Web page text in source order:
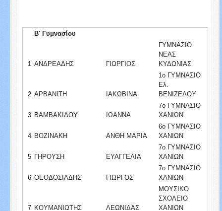
Β' Γυμνασίου
1 ΑΝΔΡΕΑΔΗΣ ΓΙΩΡΓΙΟΣ
ΓΥΜΝΑΣΙΟ
ΝΕΑΣ
ΚΥΔΩΝΙΑΣ
2 ΑΡΒΑΝΙΤΗ ΙΑΚΩΒΙΝΑ
1ο ΓΥΜΝΑΣΙΟ
Ελ.
ΒΕΝΙΖΕΛΟΥ
3 ΒΑΜΒΑΚΙΔΟΥ ΙΩΑΝΝΑ
7ο ΓΥΜΝΑΣΙΟ
ΧΑΝΙΩΝ
4 ΒΟΖΙΝΑΚΗ ΑΝΘΗ ΜΑΡΙΑ
6ο ΓΥΜΝΑΣΙΟ
ΧΑΝΙΩΝ
5 ΓΗΡΟΥΣΗ ΕΥΑΓΓΕΛΙΑ
7ο ΓΥΜΝΑΣΙΟ
ΧΑΝΙΩΝ
6 ΘΕΟΔΟΣΙΑΔΗΣ ΓΙΩΡΓΟΣ
7ο ΓΥΜΝΑΣΙΟ
ΧΑΝΙΩΝ
7 ΚΟΥΜΑΝΙΩΤΗΣ ΛΕΩΝΙΔΑΣ
ΜΟΥΣΙΚΟ
ΣΧΟΛΕΙΟ
ΧΑΝΙΩΝ